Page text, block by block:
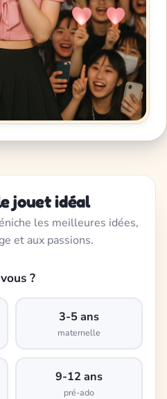
jouet idéal
les meilleures idées,
et aux passions.
?
3-5 ans
maternelle
9-12 ans
pré-ado